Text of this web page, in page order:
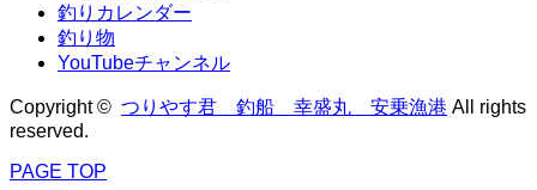
釣りカレンダー
釣り物
YouTubeチャンネル
Copyright © つりやす君 釣船 幸盛丸 安乗漁港 All rights
reserved.
PAGE TOP